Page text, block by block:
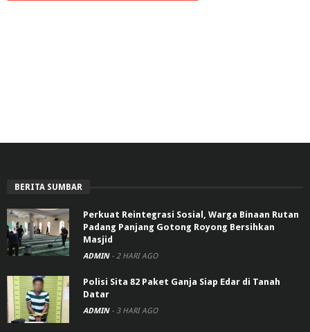
BERITA SUMBAR
Perkuat Reintegrasi Sosial, Warga Binaan Rutan
Padang Panjang Gotong Royong Bersihkan
Masjid
ADMIN - 2 HARI AGO
Polisi Sita 82 Paket Ganja Siap Edar di Tanah
Datar
ADMIN - 3 HARI AGO